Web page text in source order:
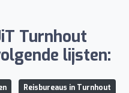
Turnhout
lijsten:
Reisbureaus in Turnhout